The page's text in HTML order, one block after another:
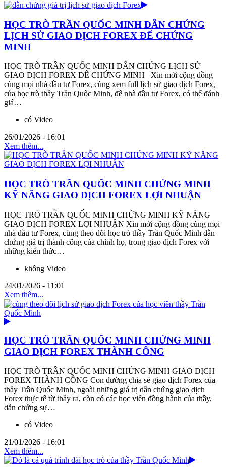
HỌC TRÒ TRẦN QUỐC MINH DẪN CHỨNG
LỊCH SỬ GIAO DỊCH FOREX ĐỂ CHỨNG
MINH
HỌC TRÒ TRẦN QUỐC MINH DẪN CHỨNG LỊCH SỬ
GIAO DỊCH FOREX ĐỂ CHỨNG MINH Xin mời cộng đồng
cùng mọi nhà đầu tư Forex, cùng xem full lịch sử giao dịch Forex,
của học trò thầy Trần Quốc Minh, để nhà đầu tư Forex, có thể đánh
giá…
có Video
26/01/2026 - 16:01
Xem thêm...
HỌC TRÒ TRẦN QUỐC MINH CHỨNG MINH
KỸ NĂNG GIAO DỊCH FOREX LỢI NHUẬN
HỌC TRÒ TRẦN QUỐC MINH CHỨNG MINH KỸ NĂNG
GIAO DỊCH FOREX LỢI NHUẬN Xin mời cộng đồng cùng mọi
nhà đầu tư Forex, cùng theo dõi học trò thầy Trần Quốc Minh dẫn
chứng giá trị thành công của chính họ, trong giao dịch Forex với
những kiến thức…
không Video
24/01/2026 - 11:01
Xem thêm...
HỌC TRÒ TRẦN QUỐC MINH CHỨNG MINH
GIAO DỊCH FOREX THÀNH CÔNG
HỌC TRÒ TRẦN QUỐC MINH CHỨNG MINH GIAO DỊCH
FOREX THÀNH CÔNG Con đường chia sẻ giao dịch Forex của
thầy Trần Quốc Minh, ngoài những giá trị dẫn chứng giao dịch
Forex thực tế từ thầy ra, còn có các học viên đồng hành của thầy,
dẫn chứng sự…
có Video
21/01/2026 - 16:01
Xem thêm...